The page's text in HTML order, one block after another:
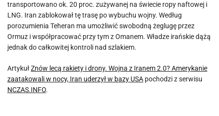
transportowano ok. 20 proc. zużywanej na świecie ropy naftowej i
LNG. Iran zablokował tę trasę po wybuchu wojny. Według
porozumienia Teheran ma umożliwić swobodną żeglugę przez
Ormuz i współpracować przy tym z Omanem. Władze irańskie dążą
jednak do całkowitej kontroli nad szlakiem.
ArtykułZnów lecą rakiety i drony. Wojna z Iranem 2.0? Amerykanie
zaatakowali w nocy, Iran uderzył w bazy USA pochodzi z serwisu
NCZAS.INFO.